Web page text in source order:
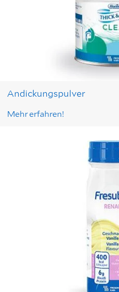
Andickungspulver
Mehr erfahren!